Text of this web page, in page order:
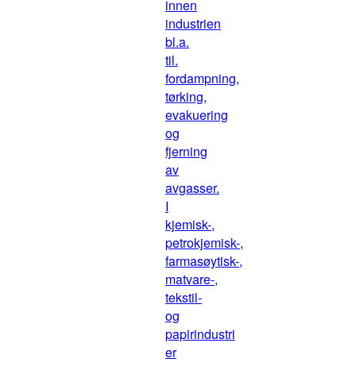
innen
industrien
bl.a.
til.
fordampning,
tørking,
evakuering
og
fjerning
av
avgasser.
I
kjemisk-,
petrokjemisk-,
farmasøytisk-,
matvare-,
tekstil-
og
papirindustri
er